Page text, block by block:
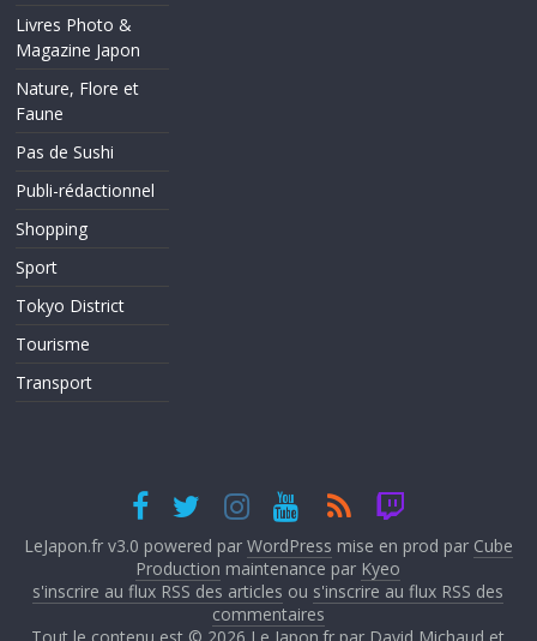
Livres Photo &
Magazine Japon
Nature, Flore et
Faune
Pas de Sushi
Publi-rédactionnel
Shopping
Sport
Tokyo District
Tourisme
Transport
LeJapon.fr v3.0 powered par WordPress mise en prod par Cube
Production maintenance par Kyeo
s'inscrire au flux RSS des articles ou s'inscrire au flux RSS des
commentaires